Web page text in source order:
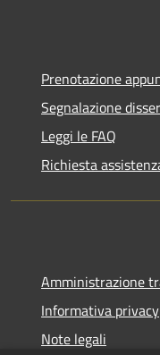
Prenotazione
Segnalazione
Leggi le FAQ
Richiesta
Amministrazione
Informativa privacy
Note legali